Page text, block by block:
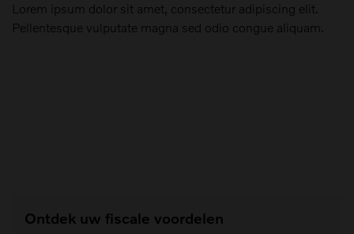
Lorem ipsum dolor sit amet, consectetur adipiscing elit.
Pellentesque vulputate magna sed odio congue aliquam.
Ontdek uw fiscale voordelen